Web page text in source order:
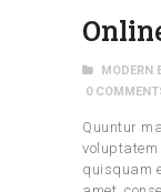
MODERN
0
Quuntur
voluptatem
quisquam